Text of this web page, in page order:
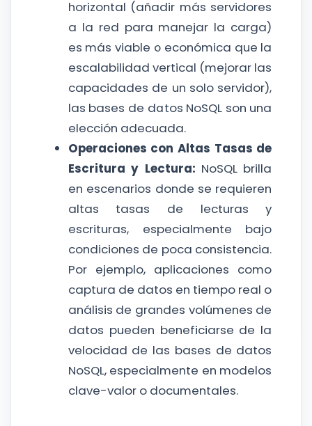
horizontal (añadir más servidores
a la red para manejar la carga)
es más viable o económica que la
escalabilidad vertical (mejorar las
capacidades de un solo servidor),
las bases de datos NoSQL son una
elección adecuada.
Operaciones con Altas Tasas de
Escritura y Lectura: NoSQL brilla
en escenarios donde se requieren
altas tasas de lecturas y
escrituras, especialmente bajo
condiciones de poca consistencia.
Por ejemplo, aplicaciones como
captura de datos en tiempo real o
análisis de grandes volúmenes de
datos pueden beneficiarse de la
velocidad de las bases de datos
NoSQL, especialmente en modelos
clave-valor o documentales.